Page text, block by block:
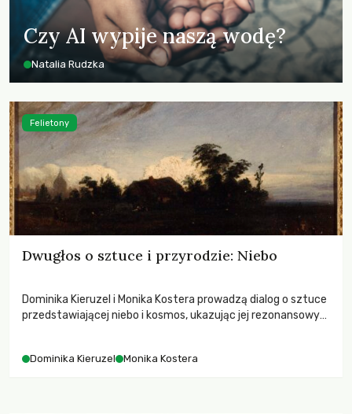
Czy AI wypije naszą wodę?
Natalia Rudzka
Dwugłos o sztuce i przyrodzie: Niebo
Dominika Kieruzel i Monika Kostera prowadzą dialog o sztuce
przedstawiającej niebo i kosmos, ukazując jej rezonansowy
Dominika Kieruzel Monika Kostera
Felietony